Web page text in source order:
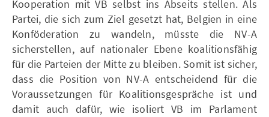
Kooperation mit VB selbst ins Abseits stellen. Als
Partei, die sich zum Ziel gesetzt hat, Belgien in eine
Konföderation zu wandeln, müsste die NV-A
sicherstellen, auf nationaler Ebene koalitionsfähig
für die Parteien der Mitte zu bleiben. Somit ist sicher,
dass die Position von NV-A entscheidend für die
Voraussetzungen für Koalitionsgespräche ist und
damit auch dafür, wie isoliert VB im Parlament